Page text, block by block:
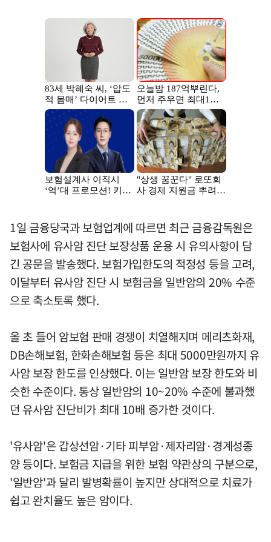
1일 금융당국과 보험업계에 따르면 최근 금융감독원은
보험사에 유사암 진단 보장상품 운용 시 유의사항이 담
긴 공문을 발송했다. 보험가입한도의 적정성 등을 고려,
이달부터 유사암 진단 시 보험금을 일반암의 20% 수준
으로 축소토록 했다.
올 초 들어 암보험 판매 경쟁이 치열해지며 메리츠화재,
DB손해보험, 한화손해보험 등은 최대 5000만원까지 유
사암 보장 한도를 인상했다. 이는 일반암 보장 한도와 비
슷한 수준이다. 통상 일반암의 10~20% 수준에 불과했
던 유사암 진단비가 최대 10배 증가한 것이다.
'유사암'은 갑상선암·기타 피부암·제자리암·경계성종
양 등이다. 보험금 지급을 위한 보험 약관상의 구분으로,
'일반암'과 달리 발병확률이 높지만 상대적으로 치료가
쉽고 완치율도 높은 암이다.